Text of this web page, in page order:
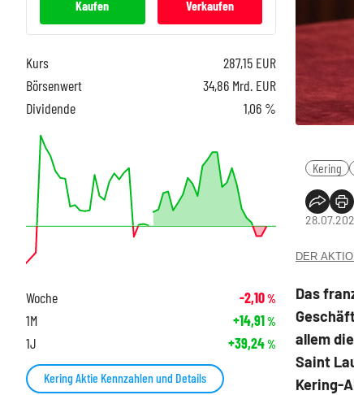
Kering
DER
Das
allem
Saint
Kering-
Kaufen Verkaufen
Kurs 287,15 EUR
Börsenwert
34,86 Mrd. EUR
Dividende
1,06 %
Woche -2,10%
1M +14,91%
1J +39,24%
Kering Aktie Kennzahlen und Details